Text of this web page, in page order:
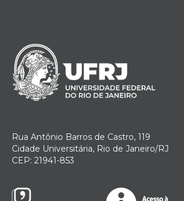
Rua Antônio Barros de Castro, 119
Cidade Universitária, Rio de Janeiro/RJ
CEP: 21941-853